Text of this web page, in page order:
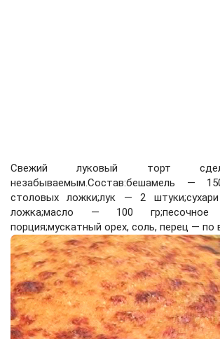
Свежий луковый торт
незабываемым.Состав:бешамель —
столовых ложки;лук — 2
ложка;масло — 100
порция;мускатный орех, соль, перец — по